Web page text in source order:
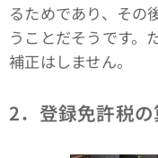
るためであり、その
うことだそうです。
補正はしません。
2．登録免許税